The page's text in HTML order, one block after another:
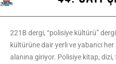
221B dergi, “polisiye kültürü”
kültürüne dair yerli ve yabancı her
alanına giriyor. Polisiye kitap,